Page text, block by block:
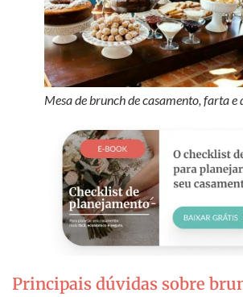
Mesa de brunch de casamento, farta e
Principais dúvidas sobre